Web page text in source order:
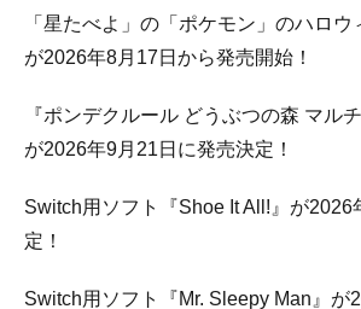
「星たべよ」の「ポケモン」のハロ
が2026年8月17日から発売開始！
『ポンデクルール どうぶつの森 マル
が2026年9月21日に発売決定！
Switch用ソフト『Shoe It All!』が2026
定！
Switch用ソフト『Mr. Sleepy Man』が